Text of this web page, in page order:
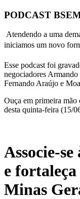
PODCAST
Atendendo a uma
iniciamos um novo
Esse podcast foi
negociadores
Fernando Araújo e
Ouça em primeira mão
desta quinta-feira (15/
Associe-se
e
Minas